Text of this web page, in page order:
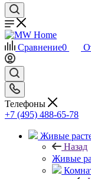
Сравнение0
Телефоны
+7 (495) 488-65-78
Живые
Назад
Живые